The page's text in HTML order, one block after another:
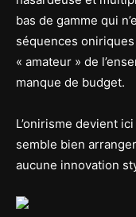
bas de gamme qui
séquences oniriques
« amateur » de
manque de budget.
L’onirisme devient
semble bien
aucune innovation